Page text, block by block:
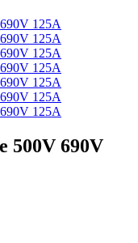
500V 690V